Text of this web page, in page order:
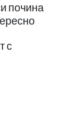
почина
с